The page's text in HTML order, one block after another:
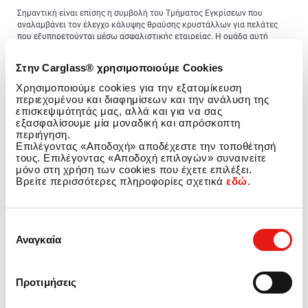
Στην Carglass® χρησιμοποιούμε Cookies
Χρησιμοποιούμε cookies για την εξατομίκευση
περιεχομένου και διαφημίσεων και την ανάλυση της
επισκεψιμότητάς μας, αλλά και για να σας
εξασφαλίσουμε μία μοναδική και απρόσκοπτη
περιήγηση.
Επιλέγοντας «Αποδοχή» αποδέχεστε την τοποθέτησή
τους. Επιλέγοντας «Αποδοχή επιλογών» συναινείτε
μόνο στη χρήση των cookies που έχετε επιλέξει.
Βρείτε περισσότερες πληροφορίες σχετικά εδώ.
συγκατάθεσης
Αναγκαία
Προτιμήσεις
Σημαντική είναι επίσης η συμβολή του Τμήματος Εγκρίσεων που
αναλαμβάνει τον έλεγχο κάλυψης θραύσης κρυστάλλων για πελάτες
που εξυπηρετούνται μέσω ασφαλιστικής εταιρείας. Η ομάδα αυτή
περιστατικών θραύσης των ασφαλισμένων.
Τέλος, το Τμήμα Service Recovery βρίσκεται στο τελευταίο στάδιο του
ταξιδιού του πελάτη στην Carglass® αφού διαχειρίζεται αιτήματα
πελατών ολοκληρωμένων εργασιών.
Για την εύρυθμη λειτουργία του Κέντρου Εξυπηρέτησης Πελατών της
Carglass®, απαιτείται διαρκής εκπαίδευση, υποστήριξη, συντονισμός
και αξιολόγηση των ομάδων, για να διατηρείται η ποιότητα των
υπηρεσιών στο μέγιστο δυνατό επίπεδο.
συντονισμό, μειώνουμε διαρκώς τους χρόνους αναμονής. Οι έμπειροι
agents προσφέρουν ολιστική εμπειρία στους αυτοκινητιστές,
εξέλιξη του ραντεβού τους μέσω SMS ή Viber, ενώ τους παρέχεται
τηλεφωνικά όλη η πληροφόρηση σχετικά με τις ενέργειές τους, τα